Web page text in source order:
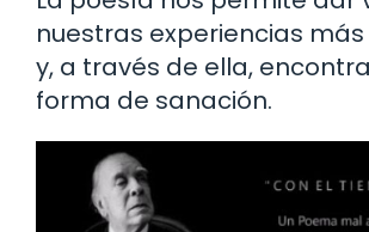
nuestras experiencias
y, a través de ella,
forma de sanación.